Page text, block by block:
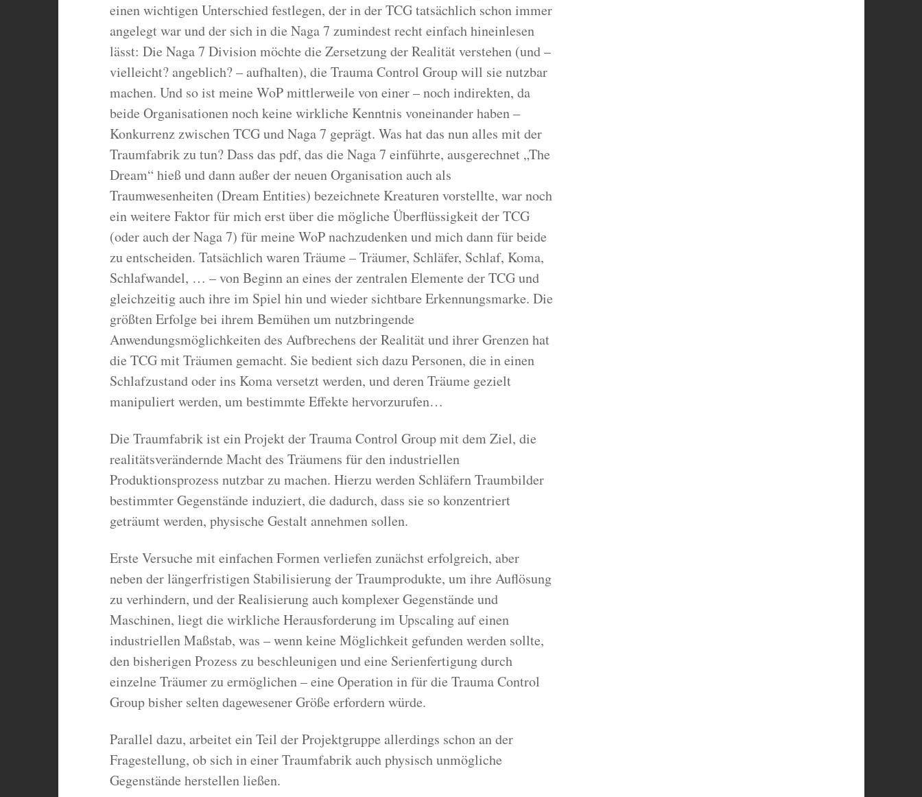
einen wichtigen Unterschied festlegen, der in der TCG tatsächlich schon immer
angelegt war und der sich in die Naga 7 zumindest recht einfach hineinlesen
lässt: Die Naga 7 Division möchte die Zersetzung der Realität verstehen (und –
vielleicht? angeblich? – aufhalten), die Trauma Control Group will sie nutzbar
machen. Und so ist meine WoP mittlerweile von einer – noch indirekten, da
beide Organisationen noch keine wirkliche Kenntnis voneinander haben –
Konkurrenz zwischen TCG und Naga 7 geprägt. Was hat das nun alles mit der
Traumfabrik zu tun? Dass das pdf, das die Naga 7 einführte, ausgerechnet „The
Dream“ hieß und dann außer der neuen Organisation auch als
Traumwesenheiten (Dream Entities) bezeichnete Kreaturen vorstellte, war noch
ein weitere Faktor für mich erst über die mögliche Überflüssigkeit der TCG
(oder auch der Naga 7) für meine WoP nachzudenken und mich dann für beide
zu entscheiden. Tatsächlich waren Träume – Träumer, Schläfer, Schlaf, Koma,
Schlafwandel, … – von Beginn an eines der zentralen Elemente der TCG und
gleichzeitig auch ihre im Spiel hin und wieder sichtbare Erkennungsmarke. Die
größten Erfolge bei ihrem Bemühen um nutzbringende
Anwendungsmöglichkeiten des Aufbrechens der Realität und ihrer Grenzen hat
die TCG mit Träumen gemacht. Sie bedient sich dazu Personen, die in einen
Schlafzustand oder ins Koma versetzt werden, und deren Träume gezielt
manipuliert werden, um bestimmte Effekte hervorzurufen…
Die Traumfabrik ist ein Projekt der Trauma Control Group mit dem Ziel, die
realitätsverändernde Macht des Träumens für den industriellen
Produktionsprozess nutzbar zu machen. Hierzu werden Schläfern Traumbilder
bestimmter Gegenstände induziert, die dadurch, dass sie so konzentriert
geträumt werden, physische Gestalt annehmen sollen.
Erste Versuche mit einfachen Formen verliefen zunächst erfolgreich, aber
neben der längerfristigen Stabilisierung der Traumprodukte, um ihre Auflösung
zu verhindern, und der Realisierung auch komplexer Gegenstände und
Maschinen, liegt die wirkliche Herausforderung im Upscaling auf einen
industriellen Maßstab, was – wenn keine Möglichkeit gefunden werden sollte,
den bisherigen Prozess zu beschleunigen und eine Serienfertigung durch
einzelne Träumer zu ermöglichen – eine Operation in für die Trauma Control
Group bisher selten dagewesener Größe erfordern würde.
Parallel dazu, arbeitet ein Teil der Projektgruppe allerdings schon an der
Fragestellung, ob sich in einer Traumfabrik auch physisch unmögliche
Gegenstände herstellen ließen.